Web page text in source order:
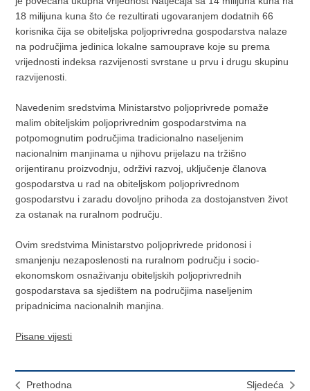
18 milijuna kuna što će rezultirati ugovaranjem dodatnih 66
korisnika čija se obiteljska poljoprivredna gospodarstva nalaze
na područjima jedinica lokalne samouprave koje su prema
vrijednosti indeksa razvijenosti svrstane u prvu i drugu skupinu
razvijenosti.
Navedenim sredstvima Ministarstvo poljoprivrede pomaže
malim obiteljskim poljoprivrednim gospodarstvima na
potpomognutim područjima tradicionalno naseljenim
nacionalnim manjinama u njihovu prijelazu na tržišno
orijentiranu proizvodnju, održivi razvoj, uključenje članova
gospodarstva u rad na obiteljskom poljoprivrednom
gospodarstvu i zaradu dovoljno prihoda za dostojanstven život
za ostanak na ruralnom području.
Ovim sredstvima Ministarstvo poljoprivrede pridonosi i
smanjenju nezaposlenosti na ruralnom području i socio-
ekonomskom osnaživanju obiteljskih poljoprivrednih
gospodarstava sa sjedištem na područjima naseljenim
pripadnicima nacionalnih manjina.
Pisane vijesti
Prethodna
Sljedeća